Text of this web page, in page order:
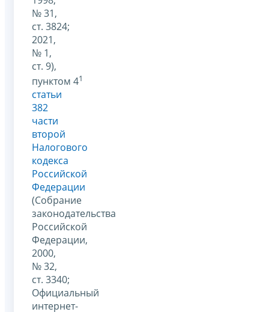
№ 31,
ст. 3824;
2021,
№ 1,
ст. 9),
пунктом 41
статьи
382
части
второй
Налогового
кодекса
Российской
Федерации
(Собрание
законодательства
Российской
Федерации,
2000,
№ 32,
ст. 3340;
Официальный
интернет-